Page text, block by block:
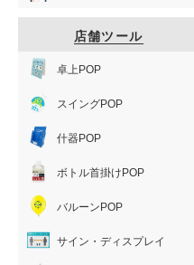
店舗ツール
卓上POP
スイングPOP
什器POP
ボトル首掛けPOP
バルーンPOP
サイン・ディスプレイ